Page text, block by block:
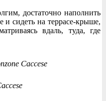
достаточно наполнить
и сидеть на террасе-крыше,
вдаль, туда, где
Caccese